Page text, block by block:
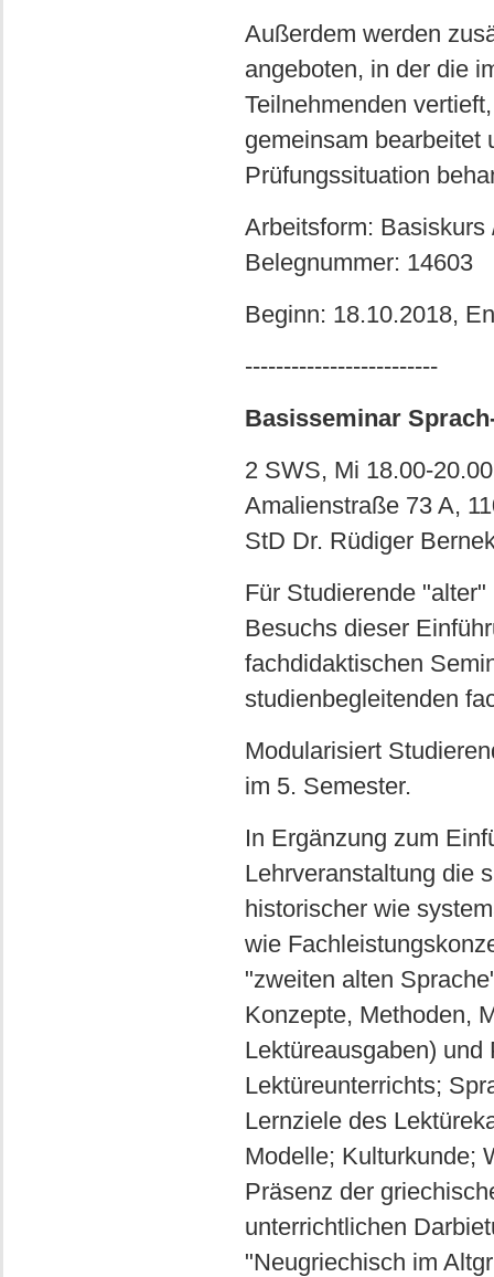
Außerdem werden
angeboten, in der die
Teilnehmenden
gemeinsam bearbeitet
Prüfungssituation
Arbeitsform: Basiskurs
Belegnummer: 14603
Beginn: 18.10.2018,
-------------------------
Basisseminar
2 SWS, Mi 18.00-
Amalienstraße 73 A,
StD Dr. Rüdiger
Für Studierende
Besuchs dieser
fachdidaktischen
studienbegleitenden
Modularisiert
im 5. Semester.
In Ergänzung zum
Lehrveranstaltung die
historischer wie
wie
"zweiten alten
Konzepte, Methoden,
Lektüreausgaben)
Lektüreunterrichts;
Lernziele des
Modelle; Kulturkunde;
Präsenz der
unterrichtlichen
"Neugriechisch im